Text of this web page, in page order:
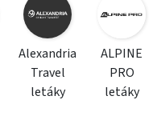
Alexandria
Travel
letáky
ALPINE
PRO
letáky